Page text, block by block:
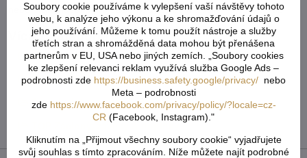
nebo praní. Ideální pro záclony, dekorační textilie i bytový textil.
Více z kategorie
Metrážové záclony a závěsy
Řasící pásky na záclony a doplňky
Řasící pásky v metráži, řasící páska na metry
TOP Záclony, závěsy & doplňky
Soubory cookie používáme k vylepšení vaší návštěvy tohoto
webu, k analýze jeho výkonu a ke shromažďování údajů o
jeho používání. Můžeme k tomu použít nástroje a služby
třetích stran a shromážděná data mohou být přenášena
partnerům v EU, USA nebo jiných zemích. „Soubory cookies
ke zlepšení relevanci reklam využívá služba Google Ads –
podrobnosti zde https://business.safety.google/privacy/ nebo
Meta – podrobnosti
zde https://www.facebook.com/privacy/policy/?locale=cz-
CR (Facebook, Instagram)."
Kliknutím na „Přijmout všechny soubory cookie“ vyjadřujete
svůj souhlas s tímto zpracováním. Níže můžete najít podrobné